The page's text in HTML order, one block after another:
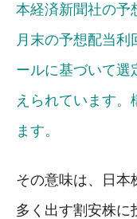
本経済新聞社の予
月末の予想配当
ールに基づいて選
えられています。
ます。
その意味は、日本
多く出す割安株に